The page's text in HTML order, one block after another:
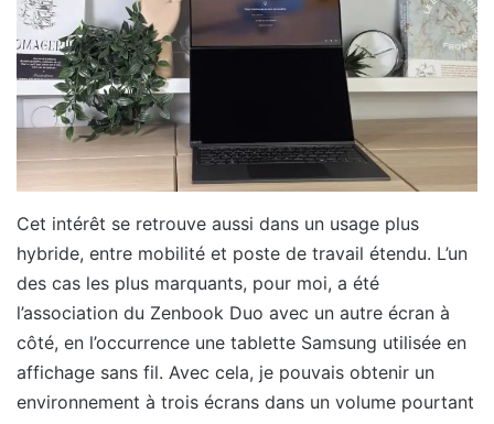
Cet intérêt se retrouve aussi dans un usage plus
hybride, entre mobilité et poste de travail étendu. L’un
des cas les plus marquants, pour moi, a été
l’association du Zenbook Duo avec un autre écran à
côté, en l’occurrence une tablette Samsung utilisée en
affichage sans fil. Avec cela, je pouvais obtenir un
environnement à trois écrans dans un volume pourtant